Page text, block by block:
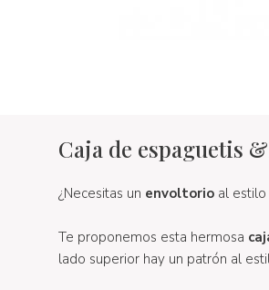
Caja de espaguetis
¿Necesitas un envoltorioal estilo
Te proponemos esta hermosa
lado superior hay un patrón al